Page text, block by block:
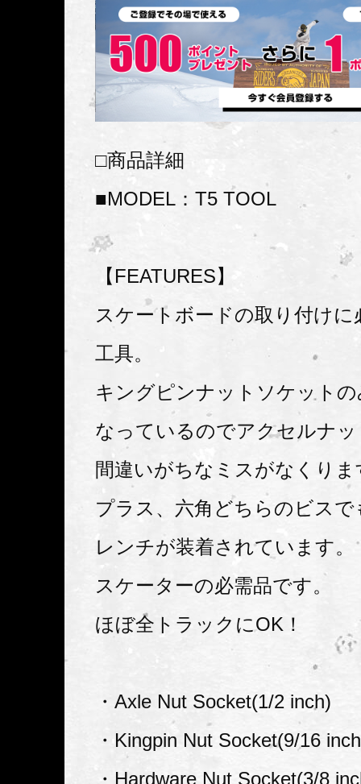
□商品詳細
■MODEL：T5 TOOL
【FEATURES】
スケートボードの取り付けに
工具。
キングピンナットソケット
なっているのでアクセルナ
間違いがちなミスがなくりま
プラス、六角どちらのビス
レンチが装着されています。
スケーターの必需品です。
ほぼ全トラックにOK！
・Axle Nut Socket(1/2 inch)
・Kingpin Nut Socket(9/16
・Hardware Nut Socket(3/8